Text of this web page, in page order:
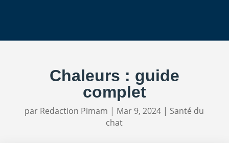
Chaleurs : guide
complet
par Redaction Pimam | Mar 9, 2024 | Santé du
chat